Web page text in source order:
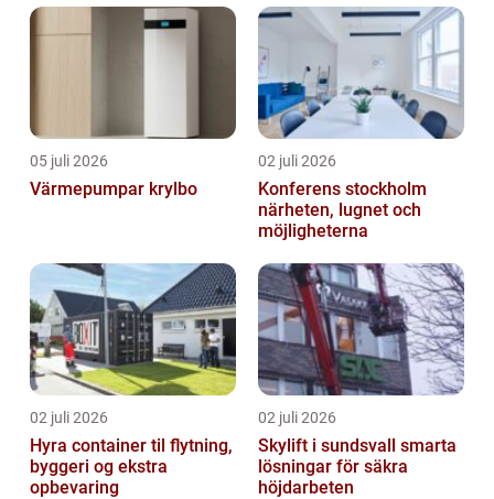
05 juli 2026
Värmepumpar krylbo
02 juli 2026
Konferens stockholm
närheten, lugnet och
möjligheterna
02 juli 2026
Hyra container til flytning,
byggeri og ekstra
opbevaring
02 juli 2026
Skylift i sundsvall smarta
lösningar för säkra
höjdarbeten